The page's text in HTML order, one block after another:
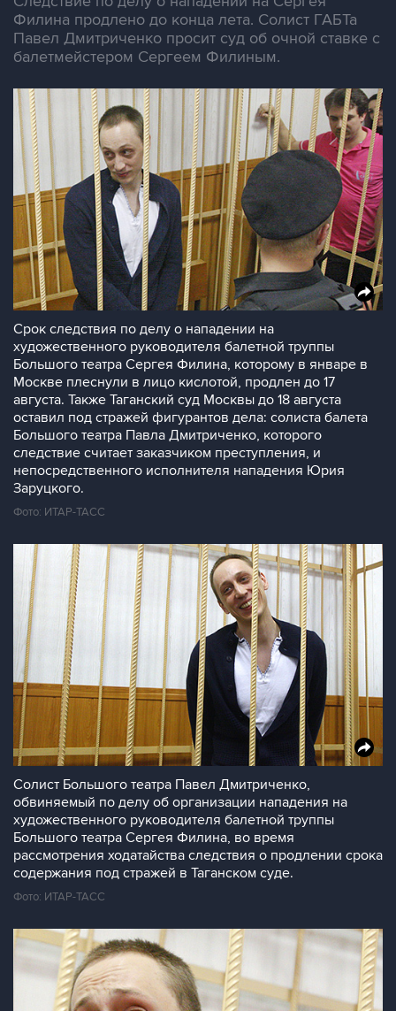
Филина продлено до конца лета. Солист ГАБТа
Павел Дмитриченко просит суд об очной ставке с
балетмейстером Сергеем Филиным.
Срок следствия по делу о нападении на
художественного руководителя балетной труппы
Большого театра Сергея Филина, которому в январе в
Москве плеснули в лицо кислотой, продлен до 17
августа. Также Таганский суд Москвы до 18 августа
оставил под стражей фигурантов дела: солиста балета
Большого театра Павла Дмитриченко, которого
следствие считает заказчиком преступления, и
непосредственного исполнителя нападения Юрия
Заруцкого.
Фото: ИТАР-ТАСС
Солист Большого театра Павел Дмитриченко,
обвиняемый по делу об организации нападения на
художественного руководителя балетной труппы
Большого театра Сергея Филина, во время
рассмотрения ходатайства следствия о продлении срока
содержания под стражей в Таганском суде.
Фото: ИТАР-ТАСС